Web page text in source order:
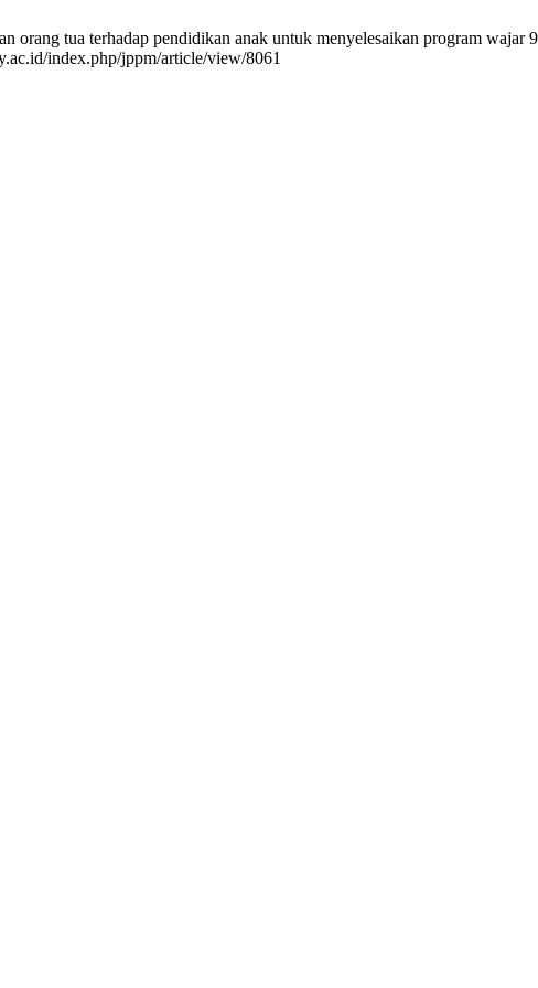
orang tua terhadap pendidikan anak untuk menyelesaikan program
index.php/jppm/article/view/8061